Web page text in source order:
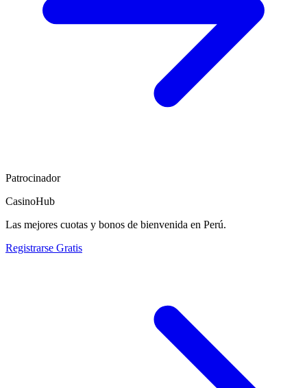
Patrocinador
CasinoHub
Las mejores cuotas y bonos de bienvenida en Perú.
Registrarse Gratis